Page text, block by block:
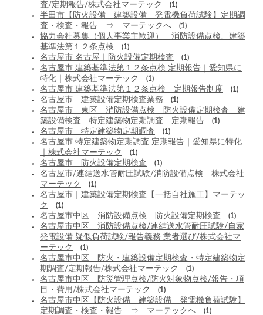
査/定期報告/株式会社マーテック
(1)
半田市【防火設備 建築設備 発電機負荷試験】定期調
査・検査・報告 ⇒ マーテックへ
(1)
協力会社募集（個人事業主歓迎） 消防設備点検、建築
基準法第１２条点検
(1)
名古屋市 名古屋｜防火設備定期検査 (1)
名古屋市 建築基準法第１２条点検 定期報告｜愛知県に
特化｜株式会社マーテック
(1)
名古屋市 建築基準法第１２条点検 定期報告制度 (1)
名古屋市 建築設備定期検査業務 (1)
名古屋市 東区 消防設備点検 防火設備定期検査 建
築設備検査 特定建築物定期調査 定期報告
(1)
名古屋市 特定建築物定期調査 (1)
名古屋市 特定建築物定期調査 定期報告｜愛知県に特化
｜株式会社マーテック
(1)
名古屋市 防火設備定期検査 (1)
名古屋市/連結送水管耐圧試験/消防設備点検 株式会社
マーテック
(1)
名古屋市｜建築設備定期検査【一括自社施工】マーテッ
ク
(1)
名古屋市中区 消防設備点検 防火設備定期検査 (1)
名古屋市中区 消防設備点検/連結送水管耐圧試験/自家
発電設備 疑似負荷試験/報告義務 業者選び/株式会社マ
ーテック
(1)
名古屋市中区 防火・建築設備定期検査・特定建築物定
期調査/定期報告/株式会社マーテック
(1)
名古屋市中区 防災管理点検/防火対象物点検/報告・項
目・費用/株式会社マーテック
(1)
名古屋市中区【防火設備 建築設備 発電機負荷試験】
定期調査・検査・報告 ⇒ マーテックへ
(1)